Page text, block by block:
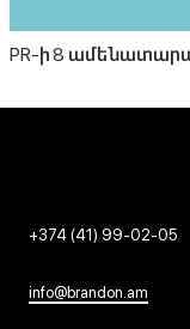
PR-ի 8
+374 (41) 99-02-05
info@brandon.am